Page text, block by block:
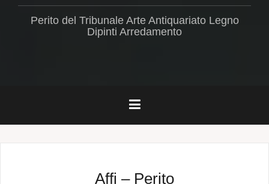
Perito del Tribunale Arte Antiquariato Legno
Dipinti Arredamento
Affi – Perito